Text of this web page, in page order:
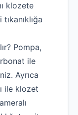
klozete
Pompa,
ile
Ayrıca
ile klozet